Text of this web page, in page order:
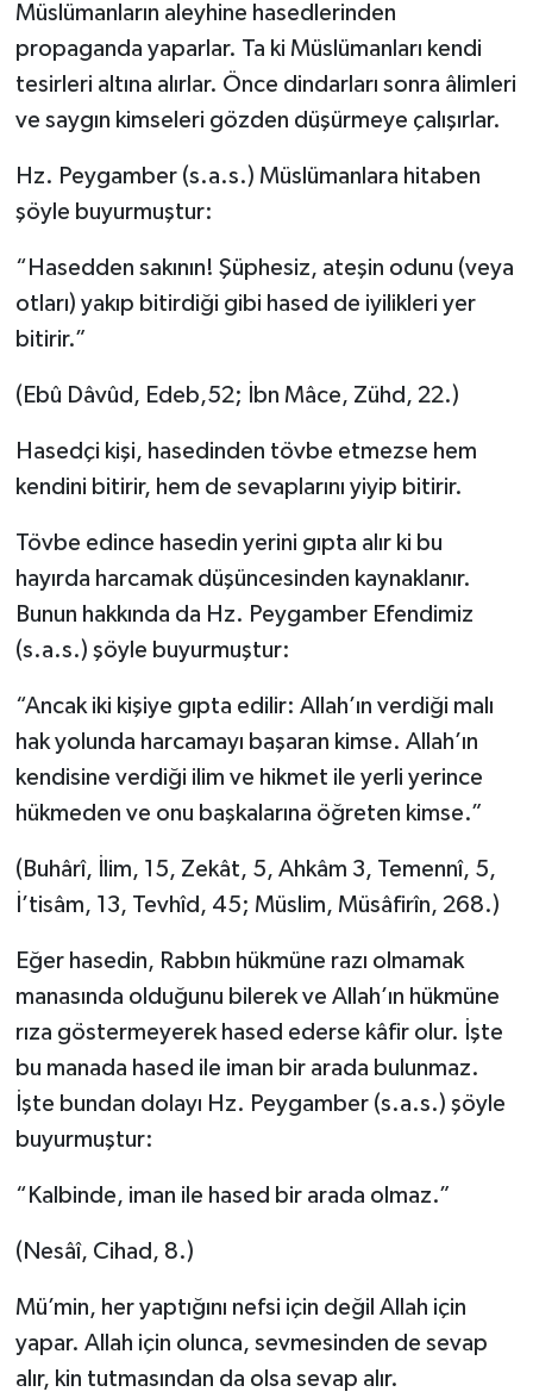
Müslümanların aleyhine hasedlerinden
propaganda yaparlar. Ta ki Müslümanları kendi
tesirleri altına alırlar. Önce dindarları sonra âlimleri
ve saygın kimseleri gözden düşürmeye çalışırlar.
Hz. Peygamber (s.a.s.) Müslümanlara hitaben
şöyle buyurmuştur:
“Hasedden sakının! Şüphesiz, ateşin odunu (veya
otları) yakıp bitirdiği gibi hased de iyilikleri yer
bitirir.”
(Ebû Dâvûd, Edeb,52; İbn Mâce, Zühd, 22.)
Hasedçi kişi, hasedinden tövbe etmezse hem
kendini bitirir, hem de sevaplarını yiyip bitirir.
Tövbe edince hasedin yerini gıpta alır ki bu
hayırda harcamak düşüncesinden kaynaklanır.
Bunun hakkında da Hz. Peygamber Efendimiz
(s.a.s.) şöyle buyurmuştur:
“Ancak iki kişiye gıpta edilir: Allah’ın verdiği malı
hak yolunda harcamayı başaran kimse. Allah’ın
kendisine verdiği ilim ve hikmet ile yerli yerince
hükmeden ve onu başkalarına öğreten kimse.”
(Buhârî, İlim, 15, Zekât, 5, Ahkâm 3, Temennî, 5,
İ’tisâm, 13, Tevhîd, 45; Müslim, Müsâfirîn, 268.)
Eğer hasedin, Rabbın hükmüne razı olmamak
manasında olduğunu bilerek ve Allah’ın hükmüne
rıza göstermeyerek hased ederse kâfir olur. İşte
bu manada hased ile iman bir arada bulunmaz.
İşte bundan dolayı Hz. Peygamber (s.a.s.) şöyle
buyurmuştur:
“Kalbinde, iman ile hased bir arada olmaz.”
(Nesâî, Cihad, 8.)
Mü’min, her yaptığını nefsi için değil Allah için
yapar. Allah için olunca, sevmesinden de sevap
alır, kin tutmasından da olsa sevap alır.